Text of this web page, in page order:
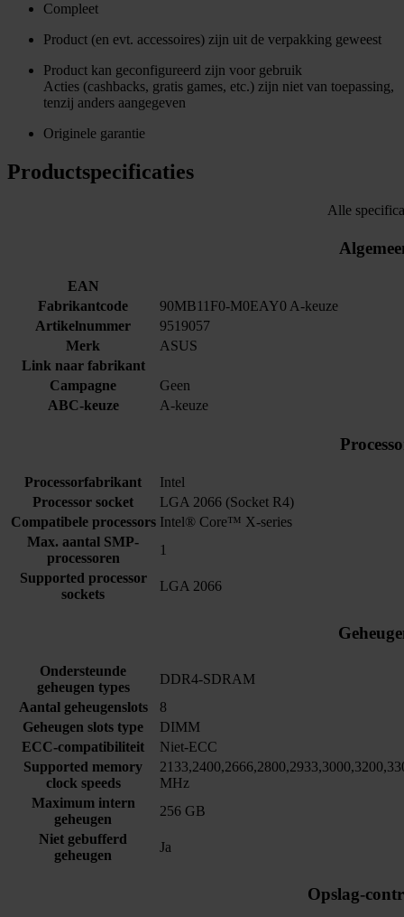
Compleet
Product (en evt. accessoires) zijn uit de verpakking geweest
Product kan geconfigureerd zijn voor gebruik
Acties (cashbacks, gratis games, etc.) zijn niet van toepassing,
tenzij anders aangegeven
Originele garantie
Productspecificaties
Alle
EAN
Fabrikantcode
90MB11F0-M0EAY0 A-keuze
Artikelnummer
9519057
Merk
ASUS
Link naar fabrikant
Campagne
Geen
ABC-keuze
A-keuze
Processorfabrikant
Intel
Processor socket
LGA 2066 (Socket R4)
Compatibele processors Intel® Core™ X-series
Max. aantal SMP-
processoren
1
Supported processor
sockets
LGA 2066
Ondersteunde
geheugen types
DDR4-SDRAM
Aantal geheugenslots
8
Geheugen slots type
DIMM
ECC-compatibiliteit
Niet-ECC
Supported memory
clock speeds
MHz
Maximum intern
geheugen
256 GB
Niet gebufferd
geheugen
Ja
Opslag-